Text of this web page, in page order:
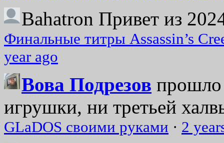
Bahatron Привет из
Финальные титры Assassin’s
year ago
Вова Подрезов прошло
игрушки, ни третьей
GLaDOS своими руками · 2